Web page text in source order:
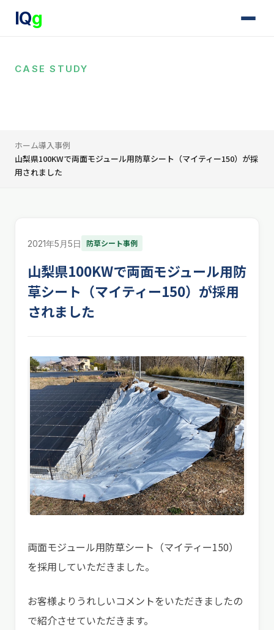
IQg
CASE STUDY
ホーム導入事例
山梨県100KWで両面モジュール用防草シート（マイティー150）が採
用されました
2021年5月5日 防草シート事例
山梨県100KWで両面モジュール用防
草シート（マイティー150）が採用
されました
両面モジュール用防草シート（マイティー150）
を採用していただきました。
お客様よりうれしいコメントをいただきましたの
で紹介させていただきます。